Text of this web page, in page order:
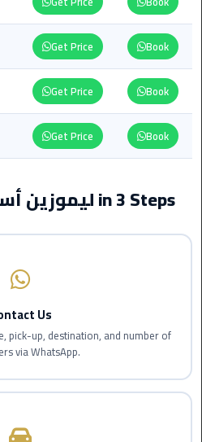
Maadi
Limousine
Service
Madinaty
Limousine
Service
Limousine
Service
Driver
City
Get Price Book
Get Price Book
Get Price Book
How to Book ليموزين أسوان in 3 Steps
Us
pick-up, destination, and number of
via WhatsApp.